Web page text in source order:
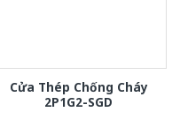
Cửa Thép Chống Cháy
2P1G2-SGD